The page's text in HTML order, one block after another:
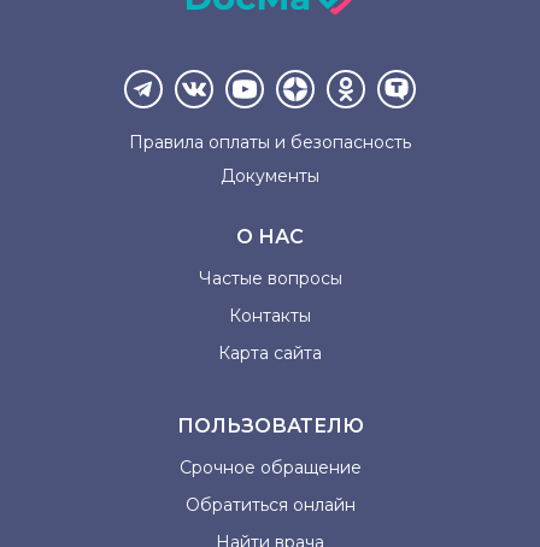
Правила оплаты и безопасность
Документы
О НАС
Частые вопросы
Контакты
Карта сайта
ПОЛЬЗОВАТЕЛЮ
Срочное обращение
Обратиться онлайн
Найти врача